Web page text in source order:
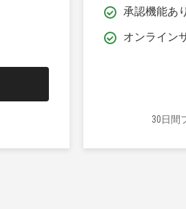
承認機能あり
オンライン
30日間